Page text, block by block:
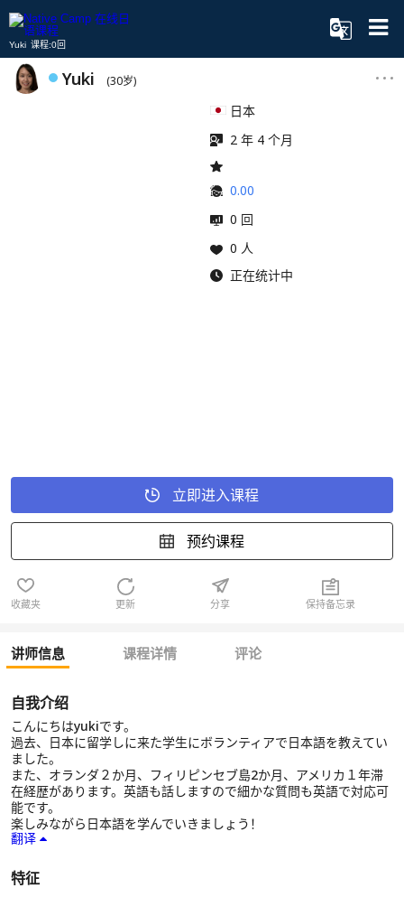
Yuki 课程:0回
Yuki (30岁)
日本
2 年 4 个月
0.00
0 回
0 人
正在统计中
立即进入课程
预约课程
收藏夹 更新 分享 保持备忘录
讲师信息 课程详情 评论
自我介绍
こんにちはyukiです。
過去、日本に留学しに来た学生にボランティアで日本語を教えてい
ました。
また、オランダ２か月、フィリピンセブ島2か月、アメリカ１年滞
在経歴があります。英語も話しますので細かな質問も英語で対応可
能です。
楽しみながら日本語を学んでいきましょう！
翻译
特征